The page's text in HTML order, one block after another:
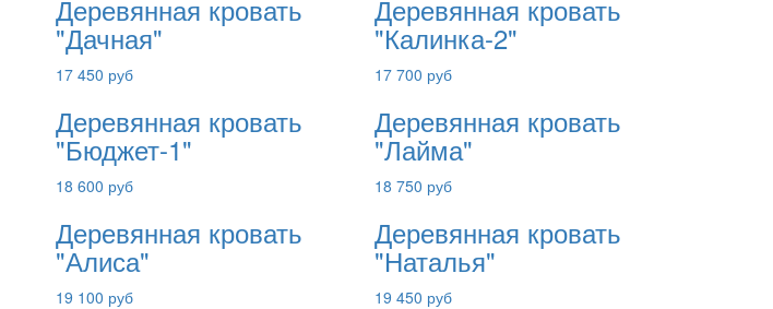
Деревянная кровать
"Дачная"
17 450 руб
Деревянная кровать
"Калинка-2"
17 700 руб
Деревянная кровать
"Бюджет-1"
18 600 руб
Деревянная кровать
"Лайма"
18 750 руб
Деревянная кровать
"Алиса"
19 100 руб
Деревянная кровать
"Наталья"
19 450 руб